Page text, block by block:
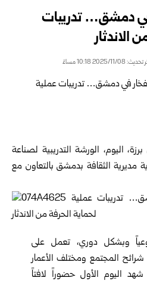
دمشق… تدريبات
الاندثار
2025/11/08 10:18 مساءً
اليوم، الورشة التدريبية لصناعة
مديرية الثقافة بدمشقبالتعاون مع
وبشكل دوري، تعمل على
المجتمع ومختلف الأعمار
اليوم الأول حضوراً لافتاً